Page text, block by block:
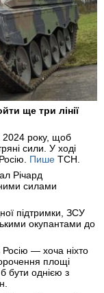
ще три лінії
2024 року, щоб
сили. У ході
Пише ТСН.
Річард
силами
підтримки, ЗСУ
окупантами до
Росію — хоча ніхто
площі
бути однією з